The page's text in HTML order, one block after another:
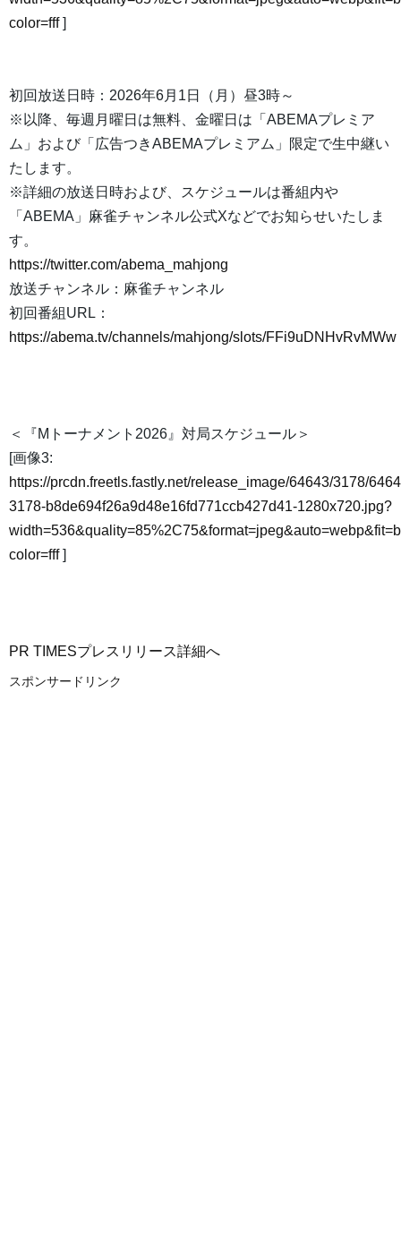
color=fff]
初回放送日時：2026年6月1日（月）昼3時～
※以降、毎週月曜日は無料、金曜日は「ABEMAプレミア
ム」および「広告つきABEMAプレミアム」限定で生中継い
たします。
※詳細の放送日時および、スケジュールは番組内や
「ABEMA」麻雀チャンネル公式Xなどでお知らせいたしま
す。
https://twitter.com/abema_mahjong
放送チャンネル：麻雀チャンネル
初回番組URL：
https://abema.tv/channels/mahjong/slots/FFi9uDNHvRvMWw
＜『Mトーナメント2026』対局スケジュール＞
[画像3:
https://prcdn.freetls.fastly.net/release_image/64643/3178/
3178-b8de694f26a9d48e16fd771ccb427d41-1280x720.jpg?
color=fff]
PR TIMESプレスリリース詳細へ
スポンサードリンク